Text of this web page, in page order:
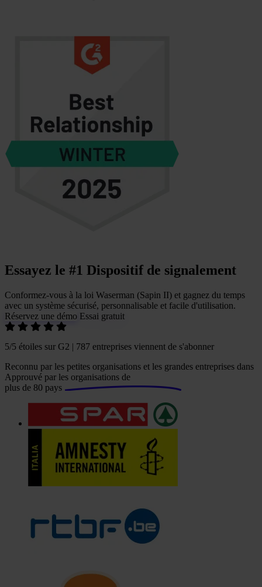
Essayez le #1 Dispositif de signalement
Conformez-vous à la loi Waserman (Sapin II) et gagnez du temps
avec un système sécurisé, personnalisable et facile d'utilisation.
Réservez une démo Essai gratuit
5/5 étoiles sur G2 | 787 entreprises viennent de s'abonner
Reconnu par les petites organisations et les grandes entreprises dans
Approuvé par les organisations de
plus de 80 pays